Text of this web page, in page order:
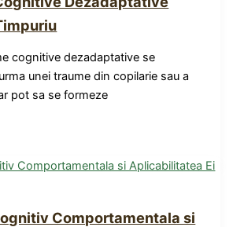
cognitive dezadaptative se
unei traume din copilarie sau a
pot sa se formeze
Comportamentala si